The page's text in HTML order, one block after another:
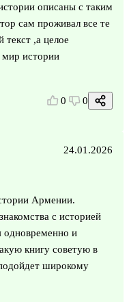
описаны с таким
сам проживал все те
текст ,а целое
мир истории
0 0
24.01.2026
Армении.
с историей
одновременно и
книгу советую в
широкому